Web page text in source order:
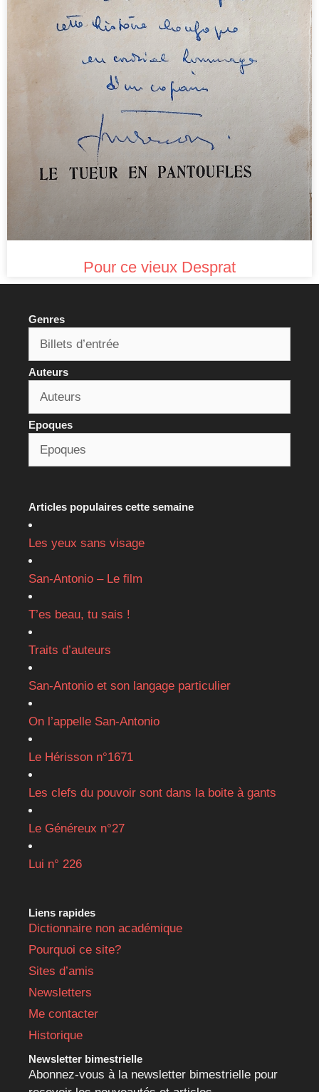
Pour ce vieux Desprat
Genres
Auteurs
Epoques
Articles populaires cette semaine
Les yeux sans visage
San-Antonio – Le film
T’es beau, tu sais !
Traits d’auteurs
San-Antonio et son langage particulier
On l’appelle San-Antonio
Le Hérisson n°1671
Les clefs du pouvoir sont dans la boite à gants
Le Généreux n°27
Lui n° 226
Liens rapides
Dictionnaire non académique
Pourquoi ce site?
Sites d’amis
Newsletters
Me contacter
Historique
Newsletter bimestrielle
Abonnez-vous à la newsletter bimestrielle pour